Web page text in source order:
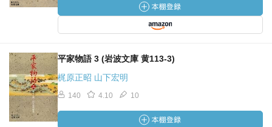
平家物語 3 (岩波文庫 黄113-3)
梶原正昭 山下宏明
140 4.10 10